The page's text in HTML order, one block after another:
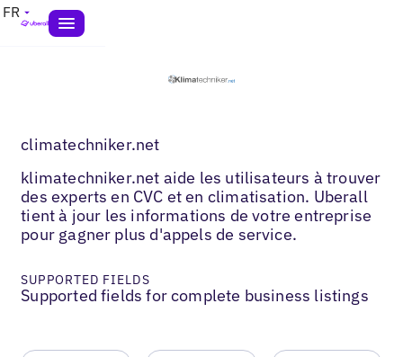
FR
climatechniker.net
klimatechniker.net aide les utilisateurs à trouver
des experts en CVC et en climatisation. Uberall
tient à jour les informations de votre entreprise
pour gagner plus d'appels de service.
SUPPORTED FIELDS
Supported fields for complete business listings